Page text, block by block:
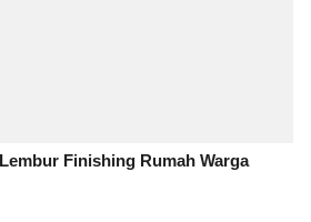
Finishing Rumah Warga